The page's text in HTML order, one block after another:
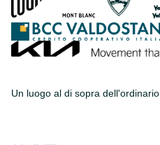
Un luogo al di sopra dell'ordinario